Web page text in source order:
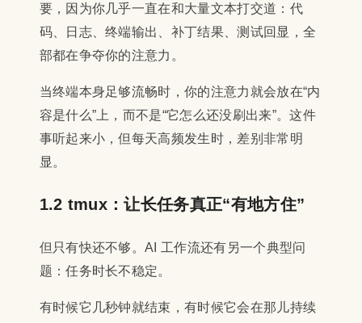
要，因为你几乎一直在和大量文本打交道：代
码、日志、终端输出、补丁结果、测试回显，全
部都在争夺你的注意力。
当终端本身足够流畅时，你的注意力就会放在“内
容是什么”上，而不是“它怎么还没刷出来”。这件
事听起来小，但每天高频发生时，差别非常明
显。
1.2 tmux：让长任务真正“有地方住”
但只有快还不够。AI 工作流还有另一个典型问
题：任务时长不稳定。
有时候它几秒钟就结束，有时候它会在那儿持续